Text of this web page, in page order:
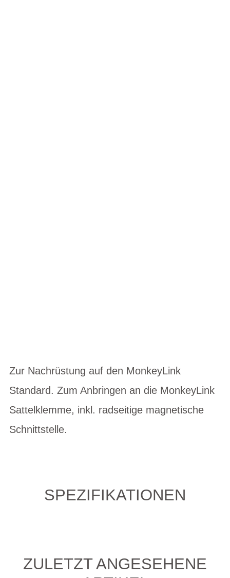
Zur Nachrüstung auf den MonkeyLink
Standard. Zum Anbringen an die MonkeyLink
Sattelklemme, inkl. radseitige magnetische
Schnittstelle.
SPEZIFIKATIONEN
ZULETZT ANGESEHENE